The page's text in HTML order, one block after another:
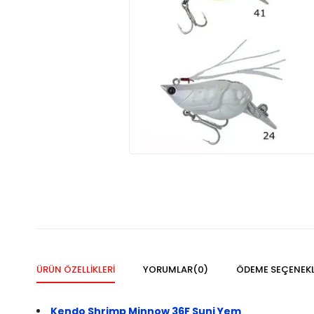
ÜRÜN ÖZELLIKLERI YORUMLAR(0) ÖDEME
Kendo Shrimp Minnow 36F Suni Yem